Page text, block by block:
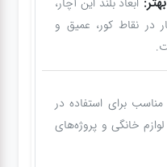
در نقاط کور، عمیق و
مناسب برای استفاده در
خانگی و پروژه‌های